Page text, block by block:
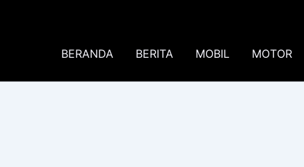
BERANDA BERITA MOBIL MOTOR